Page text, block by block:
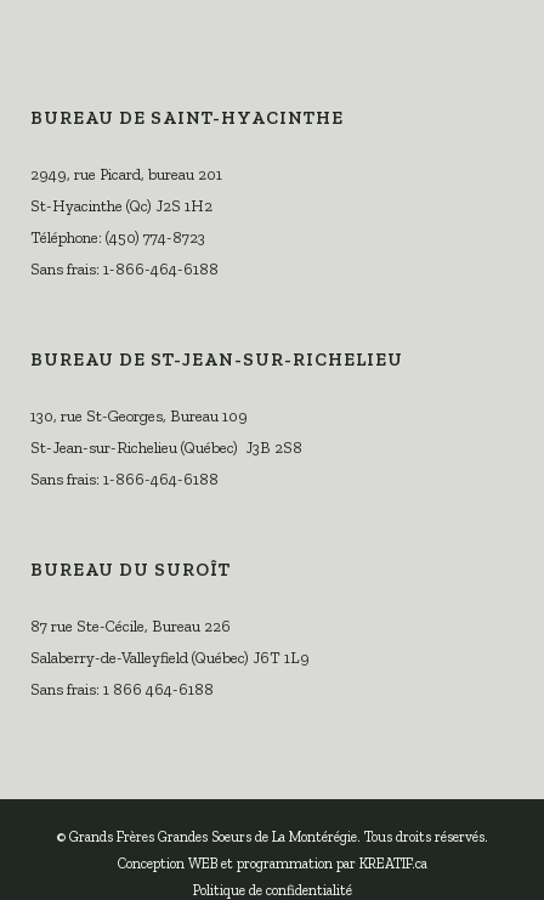
BUREAU DE SAINT-HYACINTHE
2949, rue Picard, bureau 201
St-Hyacinthe (Qc) J2S 1H2
Téléphone: (450) 774-8723
Sans frais: 1-866-464-6188
BUREAU DE ST-JEAN-SUR-RICHELIEU
130, rue St-Georges, Bureau 109
St-Jean-sur-Richelieu (Québec) J3B 2S8
Sans frais: 1-866-464-6188
BUREAU DU SUROÎT
87 rue Ste-Cécile, Bureau 226
Salaberry-de-Valleyfield (Québec) J6T 1L9
Sans frais: 1 866 464-6188
© Grands Frères Grandes Soeurs de La Montérégie. Tous droits réservés.
Conception WEB et programmation par KREATIF.ca
Politique de confidentialité